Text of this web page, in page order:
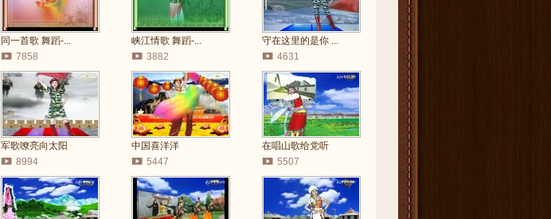
同一首歌 舞蹈-...
7858
峡江情歌 舞蹈-...
3882
守在这里的是你 ...
4631
军歌嘹亮向太阳
8994
中国喜洋洋
5447
在唱山歌给党听
5507